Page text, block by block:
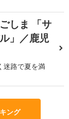
しま 「サ
」／鹿児
迷路で夏を満
ング